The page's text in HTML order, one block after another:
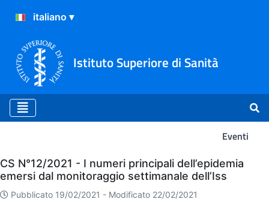
Istituto Superiore di Sanità
Eventi
Eventi
CS N°12/2021 - I numeri principali dell’epidemia
emersi dal monitoraggio settimanale dell’Iss
Pubblicato 19/02/2021 - Modificato 22/02/2021